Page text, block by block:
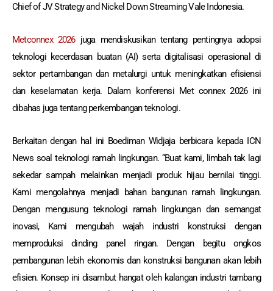
Chief of JV Strategy and Nickel Down Streaming Vale Indonesia.
Metconnex 2026juga mendiskusikan tentang pentingnya adopsi
teknologi kecerdasan buatan (AI) serta digitalisasi operasional di
sektor pertambangan dan metalurgi untuk meningkatkan efisiensi
dan keselamatan kerja. Dalam konferensi Met connex 2026 ini
dibahas juga tentang perkembangan teknologi.
Berkaitan dengan hal ini Boediman Widjaja berbicara kepada ICN
News soal teknologi ramah lingkungan. “Buat kami, limbah tak lagi
sekedar sampah melainkan menjadi produk hijau bernilai tinggi.
Kami mengolahnya menjadi bahan bangunan ramah lingkungan.
Dengan mengusung teknologi ramah lingkungan dan semangat
inovasi, Kami mengubah wajah industri konstruksi dengan
memproduksi dinding panel ringan. Dengan begitu ongkos
pembangunan lebih ekonomis dan konstruksi bangunan akan lebih
efisien. Konsep ini disambut hangat oleh kalangan industri tambang